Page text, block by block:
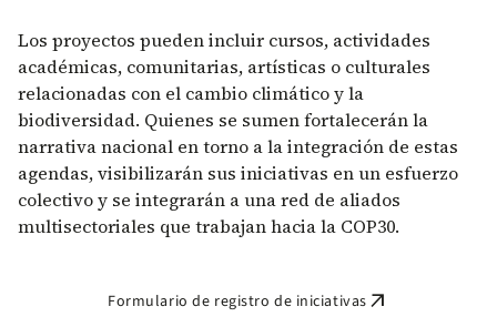
Los proyectos pueden incluir cursos, actividades
académicas, comunitarias, artísticas o culturales
relacionadas con el cambio climático y la
biodiversidad. Quienes se sumen fortalecerán la
narrativa nacional en torno a la integración de estas
agendas, visibilizarán sus iniciativas en un esfuerzo
colectivo y se integrarán a una red de aliados
multisectoriales que trabajan hacia la COP30.
Formulario de registro de iniciativas arrow_outward